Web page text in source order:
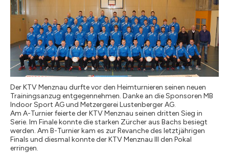
Der KTV Menznau durfte vor den Heimturnieren seinen neuen
Trainingsanzug entgegennehmen. Danke an die Sponsoren MB
Indoor Sport AG und Metzergerei Lustenberger AG.
Am A-Turnier feierte der KTV Menznau seinen dritten Sieg in
Serie. Im Finale konnte die starken Zürcher aus Bachs besiegt
werden. Am B-Turnier kam es zur Revanche des letztjährigen
Finals und diesmal konnte der KTV Menznau III den Pokal
erringen.